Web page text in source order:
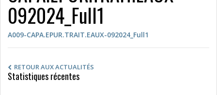
092024_Full1
A009-CAPA.EPUR.TRAIT.EAUX-092024_Full1
RETOUR AUX ACTUALITÉS
Statistiques récentes